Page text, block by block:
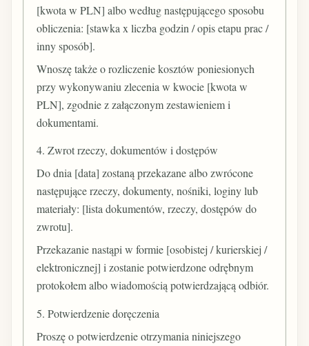
[kwota w PLN] albo według następującego sposobu
obliczenia: [stawka x liczba godzin / opis etapu prac /
inny sposób].
Wnoszę także o rozliczenie kosztów poniesionych
przy wykonywaniu zlecenia w kwocie [kwota w
PLN], zgodnie z załączonym zestawieniem i
dokumentami.
4. Zwrot rzeczy, dokumentów i dostępów
Do dnia [data] zostaną przekazane albo zwrócone
następujące rzeczy, dokumenty, nośniki, loginy lub
materiały: [lista dokumentów, rzeczy, dostępów do
zwrotu].
Przekazanie nastąpi w formie [osobistej / kurierskiej /
elektronicznej] i zostanie potwierdzone odrębnym
protokołem albo wiadomością potwierdzającą odbiór.
5. Potwierdzenie doręczenia
Proszę o potwierdzenie otrzymania niniejszego